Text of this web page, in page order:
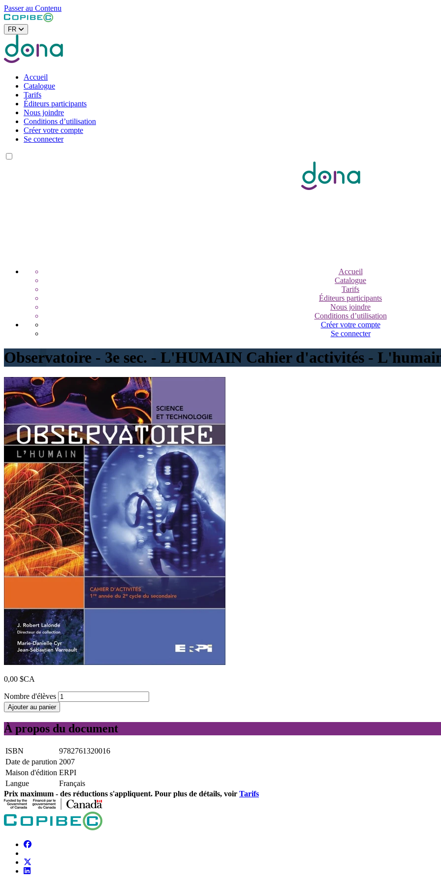
Passer au Contenu
FR
Accueil
Catalogue
Tarifs
Éditeurs participants
Nous joindre
Conditions d’utilisation
Créer votre compte
Se connecter
Accueil
Catalogue
Tarifs
Éditeurs participants
Nous joindre
Conditions d’utilisation
Créer votre compte
Se connecter
Observatoire - 3e sec. - L'HUMAIN Cahier d'activités -
0,00 $CA
Nombre d'élèves
Ajouter au panier
À propos du document
ISBN
9782761320016
Date de parution 2007
Maison d'édition ERPI
Langue
Français
Prix ​​maximum - des réductions s'appliquent. Pour plus de détails, voir Tarifs